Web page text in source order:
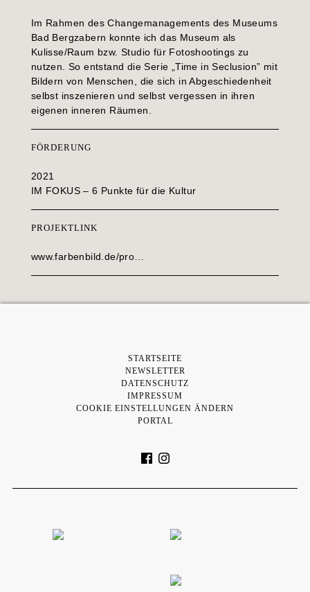
Im Rahmen des Changemanagements des Museums
Bad Bergzabern konnte ich das Museum als
Kulisse/Raum bzw. Studio für Fotoshootings zu
nutzen. So entstand die Serie „Time in Seclusion” mit
Bildern von Menschen, die sich in Abgeschiedenheit
selbst inszenieren und selbst vergessen in ihren
eigenen inneren Räumen.
FÖRDERUNG
2021
IM FOKUS – 6 Punkte für die Kultur
PROJEKTLINK
www.farbenbild.de/pro…
STARTSEITE
NEWSLETTER
DATENSCHUTZ
IMPRESSUM
COOKIE EINSTELLUNGEN ÄNDERN
PORTAL